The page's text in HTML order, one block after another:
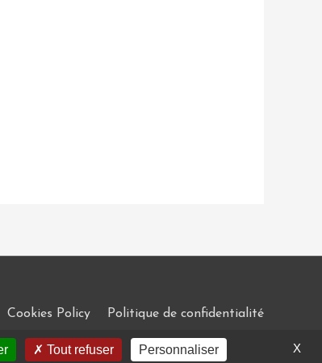
Cookies Policy Politique de confidentialité
X
Tout refuser Personnaliser